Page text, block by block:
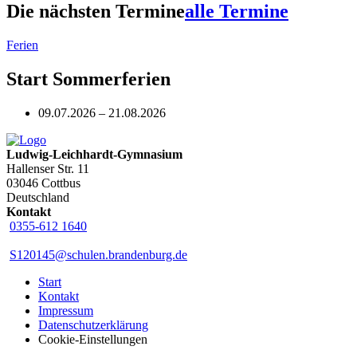
Die nächsten Terminealle Termine
Ferien
Start Sommerferien
09.07.2026 – 21.08.2026
Ludwig-Leichhardt-Gymnasium
Hallenser Str. 11
03046 Cottbus
Deutschland
Kontakt
0355-612 1640
S120145@schulen.brandenburg.de
Start
Kontakt
Impressum
Datenschutzerklärung
Cookie-Einstellungen